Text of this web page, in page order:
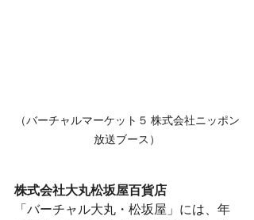
（バーチャルマーケット５ 株式会社ニッポン
放送ブース）
株式会社大丸松坂屋百貨店
「バーチャル大丸・松坂屋」には、年